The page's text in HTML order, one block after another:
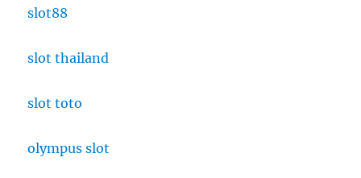
slot88
slot thailand
slot toto
olympus slot